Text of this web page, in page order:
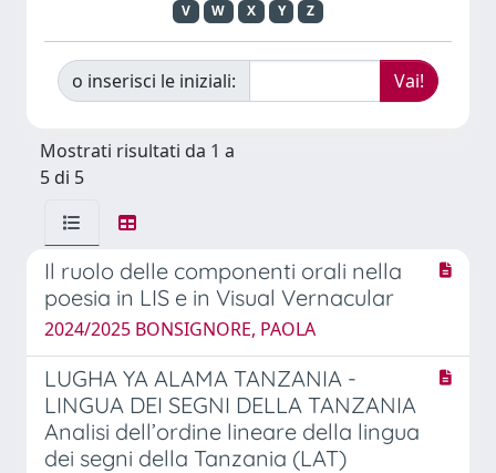
V
W X Y Z
o inserisci le iniziali:
Mostrati risultati da 1 a
5 di 5
Il ruolo delle componenti orali nella
poesia in LIS e in Visual Vernacular
2024/2025 BONSIGNORE, PAOLA
LUGHA YA ALAMA TANZANIA -
LINGUA DEI SEGNI DELLA TANZANIA
Analisi dell’ordine lineare della lingua
dei segni della Tanzania (LAT)